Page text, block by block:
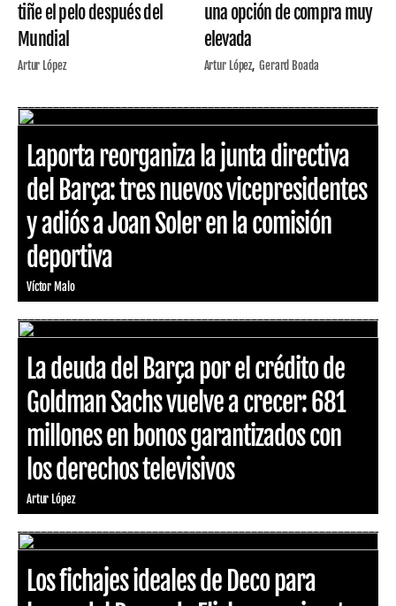
tiñe el pelo después del
Mundial
Artur López
una opción de compra muy
elevada
Artur López Gerard Boada
Laporta reorganiza la junta directiva
del Barça: tres nuevos vicepresidentes
y adiós a Joan Soler en la comisión
deportiva
Víctor Malo
La deuda del Barça por el crédito de
Goldman Sachs vuelve a crecer: 681
millones en bonos garantizados con
los derechos televisivos
Artur López
Los fichajes ideales de Deco para